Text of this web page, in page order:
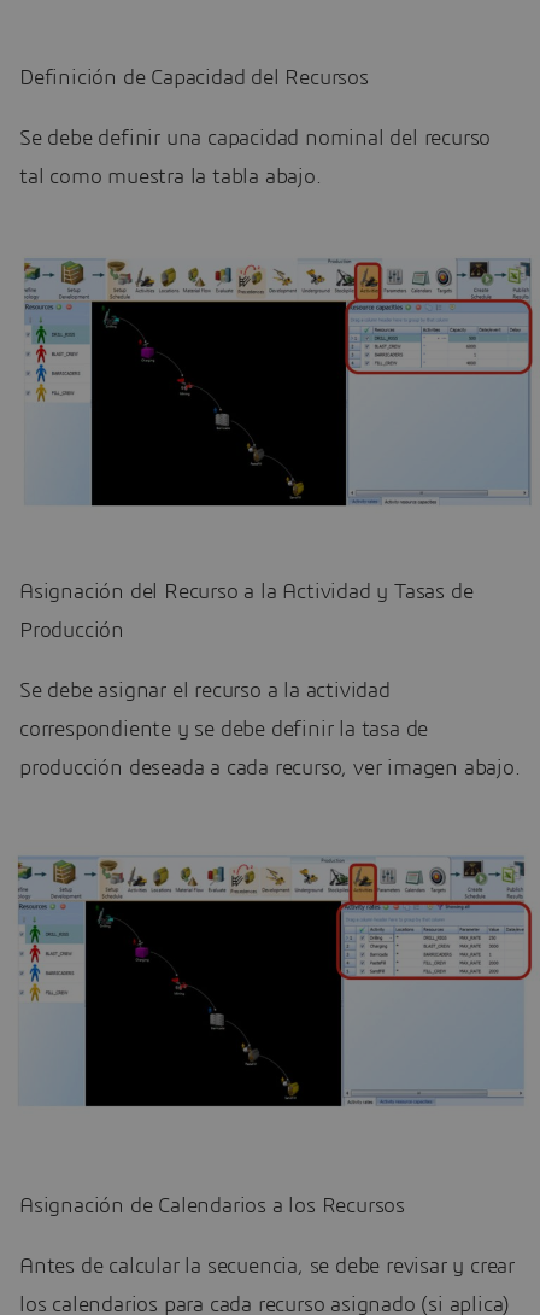
Definición de Capacidad del Recursos
Se debe definir una capacidad nominal del recurso
tal como muestra la tabla abajo.
Asignación del Recurso a la Actividad y Tasas de
Producción
Se debe asignar el recurso a la actividad
correspondiente y se debe definir la tasa de
producción deseada a cada recurso, ver imagen abajo.
Asignación de Calendarios a los Recursos
Antes de calcular la secuencia, se debe revisar y crear
los calendarios para cada recurso asignado (si aplica)